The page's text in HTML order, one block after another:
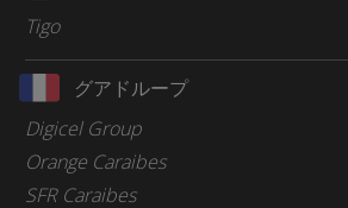
Tigo
グアドループ
Digicel Group
Orange Caraibes
SFR Caraibes